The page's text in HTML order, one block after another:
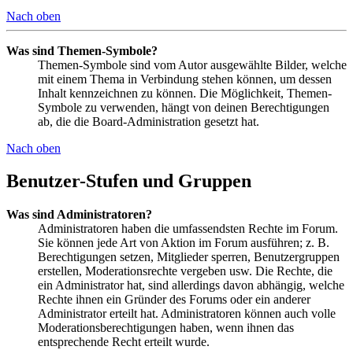
Nach oben
Was sind Themen-Symbole?
Themen-Symbole sind vom Autor ausgewählte Bilder, welche
mit einem Thema in Verbindung stehen können, um dessen
Inhalt kennzeichnen zu können. Die Möglichkeit, Themen-
Symbole zu verwenden, hängt von deinen Berechtigungen
ab, die die Board-Administration gesetzt hat.
Nach oben
Benutzer-Stufen und Gruppen
Was sind Administratoren?
Administratoren haben die umfassendsten Rechte im Forum.
Sie können jede Art von Aktion im Forum ausführen; z. B.
Berechtigungen setzen, Mitglieder sperren, Benutzergruppen
erstellen, Moderationsrechte vergeben usw. Die Rechte, die
ein Administrator hat, sind allerdings davon abhängig, welche
Rechte ihnen ein Gründer des Forums oder ein anderer
Administrator erteilt hat. Administratoren können auch volle
Moderationsberechtigungen haben, wenn ihnen das
entsprechende Recht erteilt wurde.